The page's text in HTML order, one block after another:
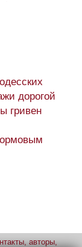
дорогой
гривен
авторы,